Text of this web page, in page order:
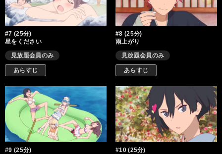
#7 (25分)
星をください
見放題会員のみ
あらすじ
#8 (25分)
雨上がり
見放題会員のみ
あらすじ
#9 (25分)
#10 (25分)